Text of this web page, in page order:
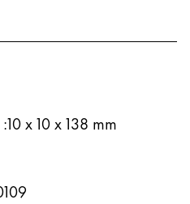
:10 x 10 x 138 mm